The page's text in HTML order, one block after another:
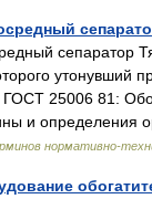
сепаратор
утонувший
ГОСТ 25006 81:
и определения
нормативно-